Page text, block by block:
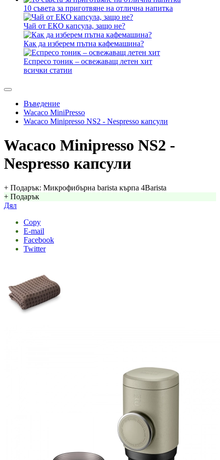
10 съвета за приготвяне на отлична напитка
Чай от ЕКО капсула, защо не?
Как да изберем пътна кафемашина?
Еспресо тоник – освежаващ летен хит
всички статии
Въведение
Wacaco MiniPresso
Wacaco Minipresso NS2 - Nespresso капсули
Wacaco Minipresso NS2 -
Nespresso капсули
+ Подарък: Микрофибърна barista кърпа 4Barista
+ Подарък
Дял
Copy
E-mail
Facebook
Twitter